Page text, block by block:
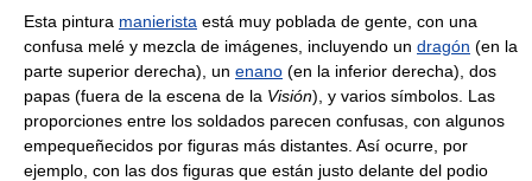
Esta pintura manierista está muy poblada de gente, con una
confusa melé y mezcla de imágenes, incluyendo un dragón (en la
parte superior derecha), un enano (en la inferior derecha), dos
papas (fuera de la escena de la Visión), y varios símbolos. Las
proporciones entre los soldados parecen confusas, con algunos
empequeñecidos por figuras más distantes. Así ocurre, por
ejemplo, con las dos figuras que están justo delante del podio